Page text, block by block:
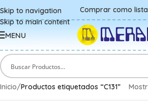
Skip to navigation
Skip to main content
Comprar como lista
MENU
Inicio/Productos etiquetados “C131”